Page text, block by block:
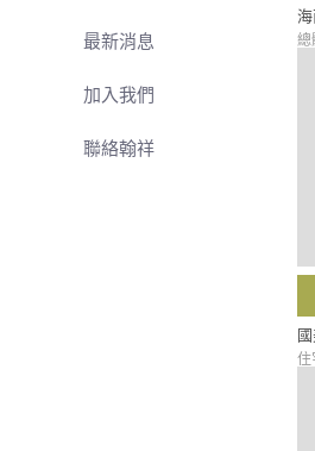
最新消息
加入我們
聯絡翰祥
總
住